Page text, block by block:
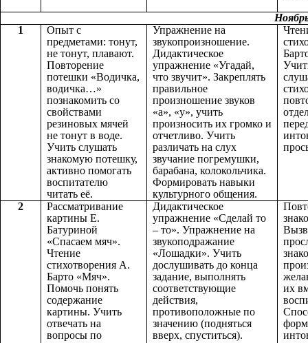
1
Опыт с
предметами: тонут,
не тонут, плавают.
Повторение
потешки «Водичка,
водичка…»
познакомить со
свойствами
резиновых мячей
не тонут в воде.
Учить слушать
знакомую потешку,
активно помогать
воспитателю
читать её.
Упражнение на
звукопроизношение.
Дидактическое
упражнение «Угадай,
что звучит». Закреплять
правильное
произношение звуков
«а», «у», учить
произносить их громко и
отчетливо. Учить
различать на слух
звучание погремушки,
барабана, колокольчика.
Формировать навыки
культурного общения.
2
Рассматривание
картины Е.
Батуриной
«Спасаем мяч».
Чтение
стихотворения А.
Барто «Мяч».
Помочь понять
содержание
картины. Учить
отвечать на
вопросы по
Дидактическое
упражнение «Сделай то
– то». Упражнение на
звукоподражание
«Лошадки». Учить
дослушивать до конца
задание, выполнять
соответствующие
действия,
противоположные по
значению (подняться
вверх, спуститься).
их